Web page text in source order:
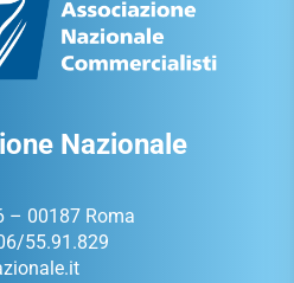
Nazionale
– 00187 Roma
55.91.829